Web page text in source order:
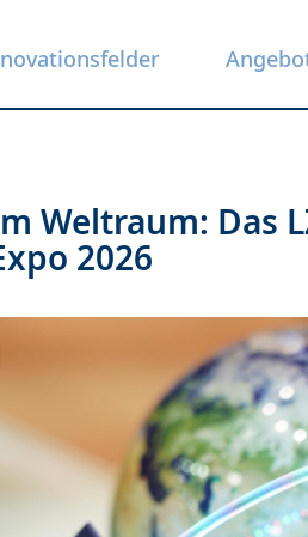
Weltraum: Das
2026